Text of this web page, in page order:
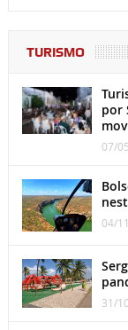
TURISMO
por
07/
04/
31/